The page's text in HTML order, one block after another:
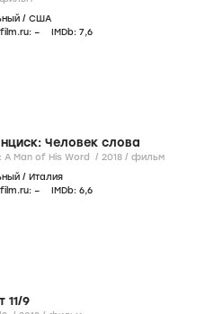
/ США
film.ru: – IMDb: 7,6
Человек слова
Pope Francis: A Man of His Word / 2018 / фильм
/ Италия
film.ru: – IMDb: 6,6
11/9